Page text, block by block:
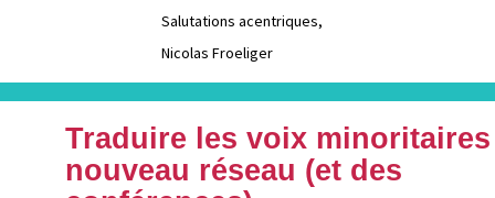
Salutations acentriques,
Nicolas Froeliger
Traduire les voix
nouveau réseau (et des